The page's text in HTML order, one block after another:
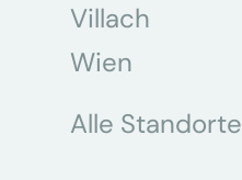
Villach
Wien
Alle Standorte